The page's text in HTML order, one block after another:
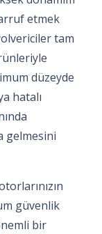
etmek
tam
düzeyde
hatalı
gelmesini
güvenlik
bir